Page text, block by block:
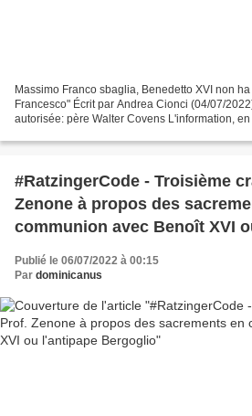
Massimo Franco sbaglia, Benedetto XVI non
Francesco" Écrit par Andrea Cionci (04/07/
autorisée: père Walter Covens L'information,
#RatzingerCode - Troisième
Zenone à propos des
communion avec Benoît XVI
Publié le 06/07/2022 à 00:15
Par dominicanus